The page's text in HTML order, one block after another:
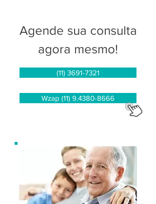
Agende sua consulta
agora mesmo!
(11) 3691-7321
Wzap (11) 9.4380-8666